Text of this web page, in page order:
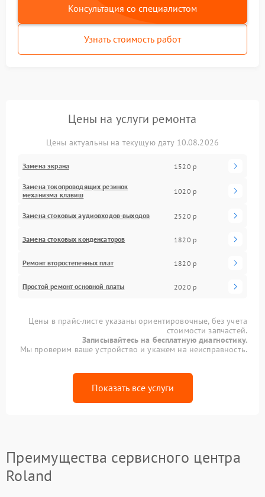
Консультация со специалистом
Узнать стоимость работ
Цены на услуги ремонта
Цены актуальны на текущую дату 10.08.2026
Замена экрана 1520 р
Замена токопроводящих резинок
механизма клавиш
1020 р
Замена стоковых аудиовходов-выходов 2520 р
Замена стоковых конденсаторов 1820 р
Ремонт второстепенных плат 1820 р
Простой ремонт основной платы 2020 р
Цены в прайс-листе указаны ориентировочные, без учета
стоимости запчастей.
Записывайтесь на бесплатную диагностику.
Мы проверим ваше устройство и укажем на неисправность.
Показать все услуги
Преимущества сервисного центра
Roland